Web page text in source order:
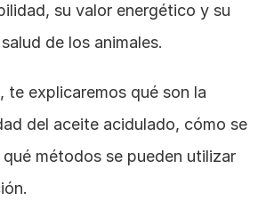
su valor energético y su
de los animales.
te explicaremos qué son la
del aceite acidulado, cómo se
métodos se pueden utilizar